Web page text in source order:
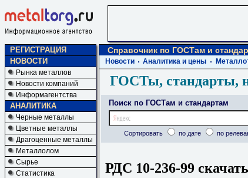
РЕГИСТРАЦИЯ
НОВОСТИ
Рынка металлов
Новости компаний
Информагентства
АНАЛИТИКА
Черные металлы
Цветные металлы
Драгоценные металлы
Металлолом
Сырье
Статистика
Справочник по ГОСТам и
Новости Аналитика и цены
ГОСТы, стандарты,
Поиск по ГОСТам и стандартам
Сортировать по дате по
РДС 10-236-99